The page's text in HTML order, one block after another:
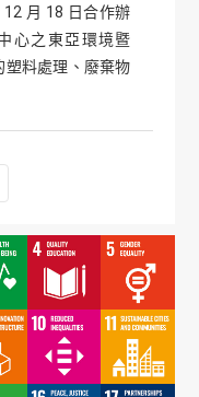
月 18 日合作辦
心之東亞環境暨
塑料處理、廢棄物